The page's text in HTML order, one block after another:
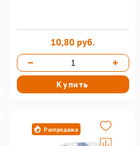
10,80 руб.
Купить
Распродажа